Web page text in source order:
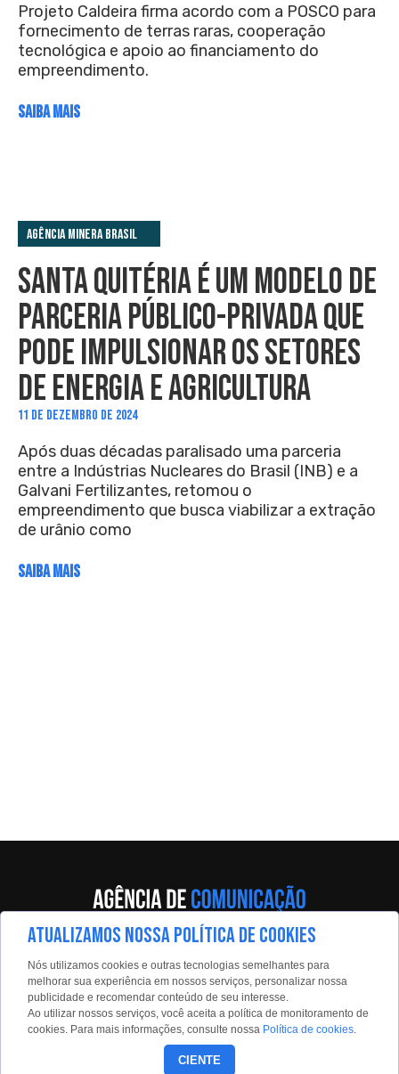
Projeto Caldeira firma acordo com a POSCO para
fornecimento de terras raras, cooperação
tecnológica e apoio ao financiamento do
empreendimento.
SAIBA MAIS
Agência Minera Brasil
SANTA QUITÉRIA É UM MODELO DE
PARCERIA PÚBLICO-PRIVADA QUE
PODE IMPULSIONAR OS SETORES
DE ENERGIA E AGRICULTURA
11 DE DEZEMBRO DE 2024
Após duas décadas paralisado uma parceria
entre a Indústrias Nucleares do Brasil (INB) e a
Galvani Fertilizantes, retomou o
empreendimento que busca viabilizar a extração
de urânio como
SAIBA MAIS
Av. Eng. Caetano Álvares, 55 - 5º andar
Limão, São Paulo, 02598-900
Contato:
estadaoconteudo@estadao.com
(11)99350-0439
ATUALIZAMOS NOSSA POLÍTICA DE COOKIES
Nós utilizamos cookies e outras tecnologias semelhantes para
melhorar sua experiência em nossos serviços, personalizar nossa
publicidade e recomendar conteúdo de seu interesse.
Ao utilizar nossos serviços, você aceita a política de monitoramento de
cookies. Para mais informações, consulte nossa Política de cookies.
CIENTE